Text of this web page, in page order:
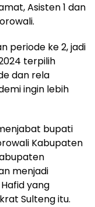
Asisten 1 dan
periode ke 2, jadi
terpilih
dan rela
ingin lebih
bupati
Kabupaten
menjadi
yang
Sulteng itu.